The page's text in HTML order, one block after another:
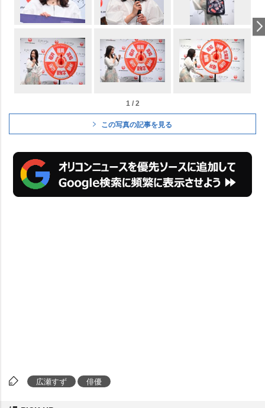
1 / 2
この写真の記事を見る
広瀬すず 俳優